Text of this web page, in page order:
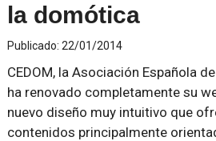
la domótica
Publicado: 22/01/2014
CEDOM, la Asociación Española
ha renovado completamente su
nuevo diseño muy intuitivo que
contenidos principalmente